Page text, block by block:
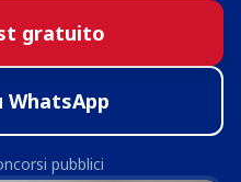
gratuito
WhatsApp
pubblici